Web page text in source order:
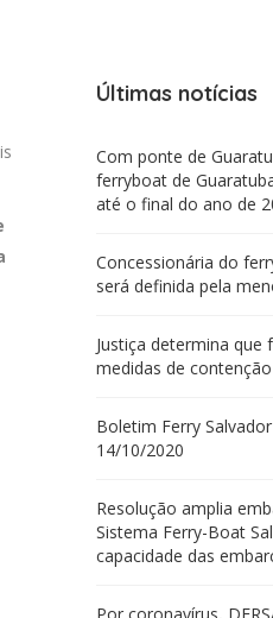
Últimas notícias
Com ponte de
ferryboat de
até o final do ano de
Concessionária do
será definida pela
Justiça determina que
medidas de
Boletim Ferry
14/10/2020
Resolução amplia
Sistema Ferry-Boat
capacidade das